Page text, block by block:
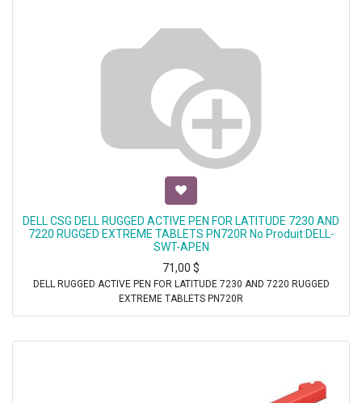
DELL CSG DELL RUGGED ACTIVE PEN FOR LATITUDE 7230 AND
7220 RUGGED EXTREME TABLETS PN720R No Produit:DELL-
SWT-APEN
71,00 $
DELL RUGGED ACTIVE PEN FOR LATITUDE 7230 AND 7220 RUGGED
EXTREME TABLETS PN720R